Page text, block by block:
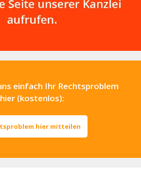
einfach Ihr Rechtsproblem
hier (kostenlos):
hier mitteilen